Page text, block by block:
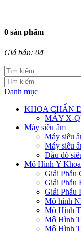
0 sản phẩm
Giá bán: 0đ
Danh mục
KHOA CHẨN
MÁY X-
Máy siêu âm
Máy siêu
Máy siêu
Đầu dò
Mô Hình Y Khoa
Giải Phẫu
Giải Phẫu
Giải Phẫu
Mô hình
Mô Hình
Mô Hình
Mô Hình